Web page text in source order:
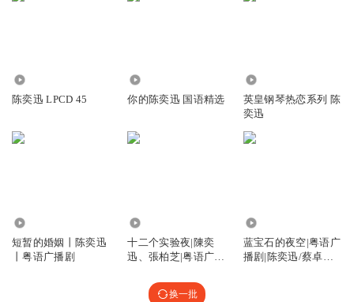
陈奕迅 LPCD 45 你的陈奕迅 国语精选
英皇钢琴热恋系列 陈
奕迅
短暂的婚姻丨陈奕迅
丨粤语广播剧
十二个实验夜|陳奕
迅、張柏芝|粤语广播
蓝宝石的夜空|粤语广
播剧|陈奕迅/蔡卓妍
换一批